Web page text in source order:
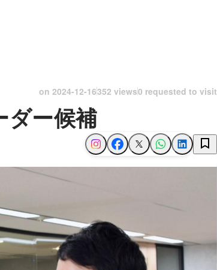
on 2024-12-16352 views0 requested to visit
ダー候補